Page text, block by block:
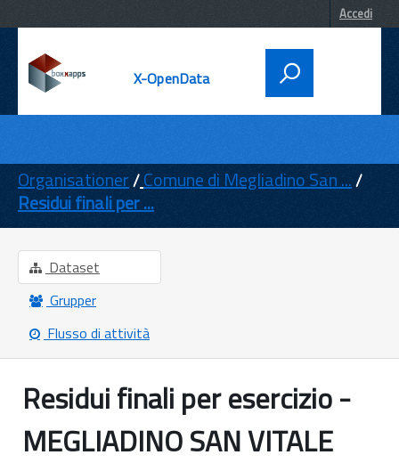
Accedi
X-OpenData
ENTI
TEMI
INFORMAZIONI
Organisationer Comune di Megliadino San ...
Residui finali per ...
Dataset
Grupper
Flusso di attività
Residui finali per esercizio -
MEGLIADINO SAN VITALE